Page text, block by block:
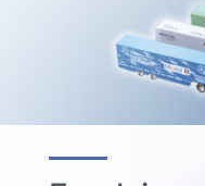
Emulsiones